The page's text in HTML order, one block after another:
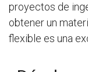
proyectos de
obtener un
flexible es una